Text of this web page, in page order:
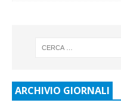
ARCHIVIO GIORNALI